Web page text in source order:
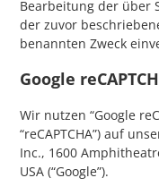
Bearbeitung der über
der zuvor
benannten Zweck
Google
Wir nutzen “Google
“reCAPTCHA”) auf
Inc., 1600
USA (“Google”).